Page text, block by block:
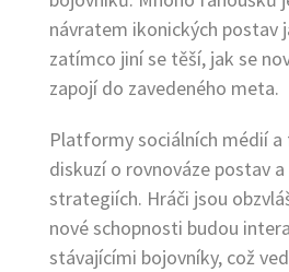
návratem ikonických postav
zatímco jiní se těší, jak se
zapojí do zavedeného meta.
Platformy sociálních médií a
diskuzí o rovnováze postav
strategiích. Hráči jsou
nové schopnosti budou
stávajícími bojovníky, což